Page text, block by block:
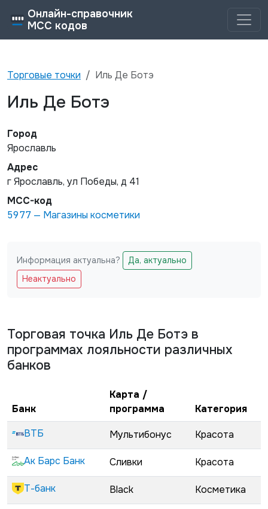
Онлайн-справочник
MCC кодов
Торговые точки Иль Де Ботэ
Иль Де Ботэ
Город
Ярославль
Адрес
г Ярославль, ул Победы, д 41
MCC-код
5977 — Магазины косметики
Не заполняйте это поле
Информация актуальна?
Да, актуально
Неактуально
Торговая точка Иль Де Ботэ в
программах лояльности различных
банков
Банк
Карта /
программа
Категория
ВТБ
Мультибонус Красота
Ак Барс Банк Сливки Красота
Т-банк Black Косметика